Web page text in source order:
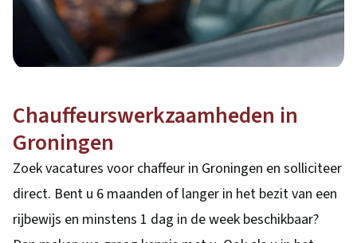
Chauffeurswerkzaamheden in
Groningen
Zoek vacatures voor chaffeur in Groningen en solliciteer
direct. Bent u 6 maanden of langer in het bezit van een
rijbewijs en minstens 1 dag in de week beschikbaar?